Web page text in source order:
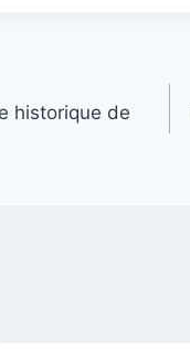
historique de